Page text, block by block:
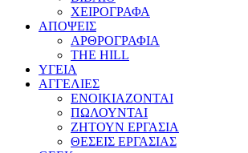
ΧΕΙΡΟΓΡΑΦΑ
ΑΠΟΨΕΙΣ
ΑΡΘΡΟΓΡΑΦΙΑ
THE HILL
ΥΓΕΙΑ
ΑΓΓΕΛΙΕΣ
ΕΝΟΙΚΙΑΖΟΝΤΑΙ
ΠΩΛΟΥΝΤΑΙ
ΖΗΤΟΥΝ ΕΡΓΑΣΙΑ
ΘΕΣΕΙΣ ΕΡΓΑΣΙΑΣ